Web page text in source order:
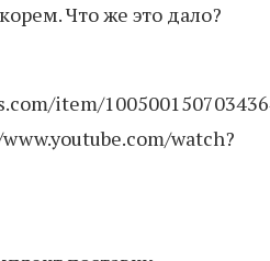
Что же это дало?
item/
watch?